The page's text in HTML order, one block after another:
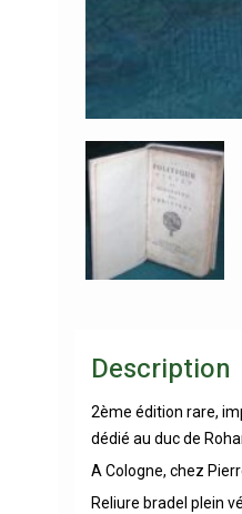
Description
2ème édition rare,
dédié au duc de
A Cologne, chez
Reliure bradel plein